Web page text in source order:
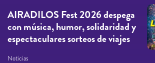
AIRADILOS Fest 2026 despega
con música, humor, solidaridad y
espectaculares sorteos de viajes
Noticias